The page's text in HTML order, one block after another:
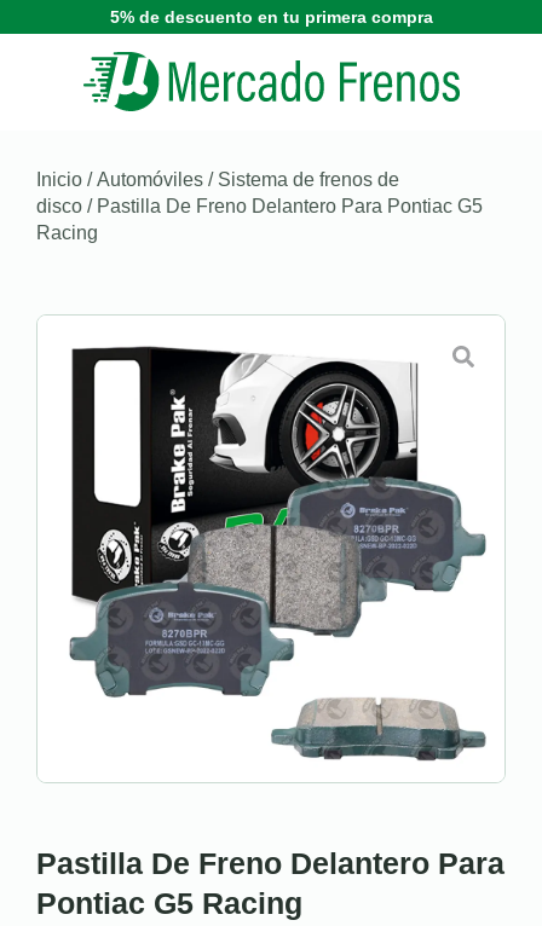
5% de descuento en tu primera compra
Inicio /Automóviles / Sistema de frenos de
disco / Pastilla De Freno Delantero Para Pontiac G5
Racing
Pastilla De Freno Delantero Para
Pontiac G5 Racing